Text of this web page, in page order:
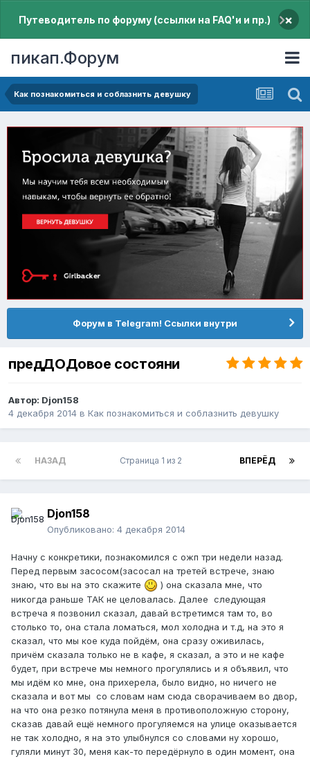
Путеводитель по форуму (ссылки на FAQ'и и пр.) ×
пикап.Форум
Как познакомиться и соблазнить девушку
Форум в Telegram! Ссылки внутри
предДОДовое состояни
Автор: Djon158
4 декабря 2014 в Как познакомиться и соблазнить девушку
НАЗАД ВПЕРЁД
Страница 1 из 2
Djon158
Опубликовано: 4 декабря 2014
Начну с конкретики, познакомился с ожп три недели назад.
Перед первым засосом(засосал на третей встрече, знаю
знаю, что вы на это скажите
) она сказала мне, что
никогда раньше ТАК не целовалась. Далее следующая
встреча я позвонил сказал, давай встретимся там то, во
столько то, она стала ломаться, мол холодна и т.д, на это я
сказал, что мы кое куда пойдём, она сразу оживилась,
причём сказала только не в кафе, я сказал, а это и не кафе
будет, при встрече мы немного прогулялись и я объявил, что
мы идём ко мне, она прихерела, было видно, но ничего не
сказала и вот мы со словам нам сюда сворачиваем во двор,
на что она резко потянула меня в противоположную сторону,
сказав давай ещё немного прогуляемся на улице оказывается
не так холодно, я на это улыбнулся со словами ну хорошо,
гуляли минут 30, меня как-то передёрнуло в один момент, она